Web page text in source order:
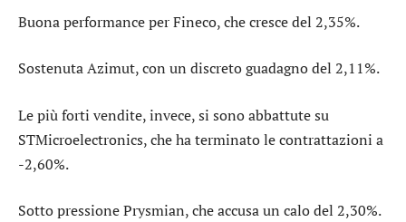
Buona performance perFineco, che cresce del 2,35%.
SostenutaAzimut, con un discreto guadagno del 2,11%.
Le più forti vendite, invece, si sono abbattute su
STMicroelectronics, che ha terminato le contrattazioni a
-2,60%.
Sotto pressionePrysmian, che accusa un calo del 2,30%.